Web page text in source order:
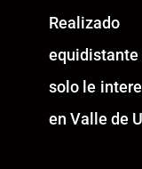
solo le
en Valle de